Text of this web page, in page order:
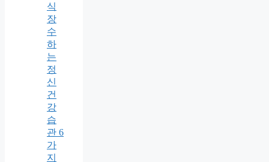
식
장
수
하
는
정
신
건
강
습
관 6
가
지